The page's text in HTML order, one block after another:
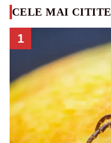
CELE MAI CITITE
1